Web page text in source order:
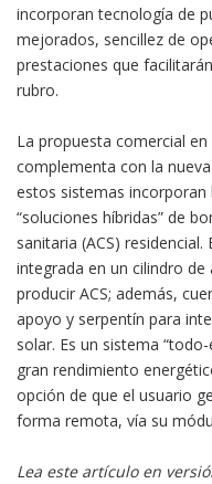
incorporan tecnología de
mejorados, sencillez de
prestaciones que
rubro.
La propuesta comercial
complementa con la
estos sistemas
“soluciones híbridas” de
sanitaria (ACS)
integrada en un cilindro
producir ACS; además,
apoyo y serpentín para
solar. Es un sistema
gran rendimiento
opción de que el usuario
forma remota, vía su
Lea este artículo en